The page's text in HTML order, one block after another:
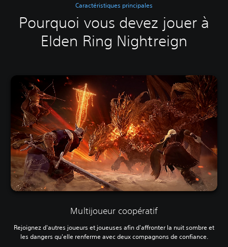
Caractéristiques principales
Pourquoi vous devez jouer à
Elden Ring Nightreign
Multijoueur coopératif
Rejoignez d'autres joueurs et joueuses afin d'affronter la nuit sombre et
les dangers qu'elle renferme avec deux compagnons de confiance.